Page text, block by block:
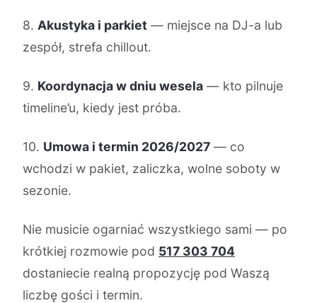
8. Akustyka i parkiet — miejsce na DJ-a lub
zespół, strefa chillout.
9. Koordynacja w dniu wesela — kto pilnuje
timeline’u, kiedy jest próba.
10. Umowa i termin 2026/2027 — co
wchodzi w pakiet, zaliczka, wolne soboty w
sezonie.
Nie musicie ogarniać wszystkiego sami — po
krótkiej rozmowie pod 517 303 704
dostaniecie realną propozycję pod Waszą
liczbę gości i termin.